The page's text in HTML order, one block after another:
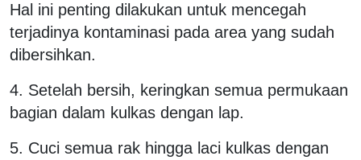
Hal ini penting dilakukan untuk mencegah
terjadinya kontaminasi pada area yang sudah
dibersihkan.
4. Setelah bersih, keringkan semua permukaan
bagian dalam kulkas dengan lap.
5. Cuci semua rak hingga laci kulkas dengan